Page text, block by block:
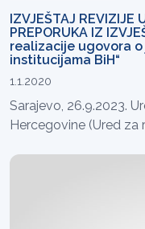
IZVJEŠTAJ REVIZIJE
PREPORUKA IZ
realizacije ugovora
institucijama BiH“
1.1.2020
Sarajevo, 26.9.2023.
Hercegovine (Ured za